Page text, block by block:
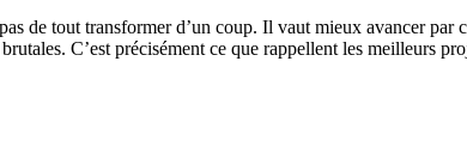
de tout transformer d’un coup. Il vaut mieux avancer par
C’est précisément ce que rappellent les meilleurs